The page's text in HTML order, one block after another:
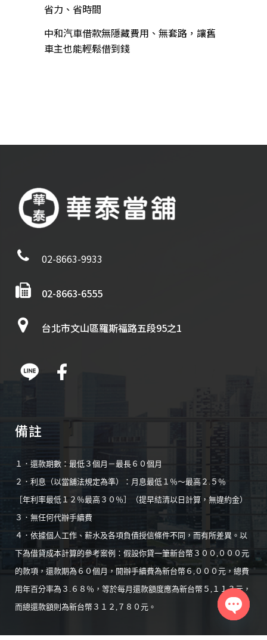
省力、省時間
中和汽車借款無隱藏費用、無套路，讓舊
車主也能輕鬆借到錢
02-8663-9933
02-8663-6555
台北市文山區羅斯福路五段95之1
備註
１．還款期數：最低３個月－最長６０個月
２．利息（以當舖法規定為準）：月息最低１％～最高２.５％
［年利率最低１２％最高３０％］（提早結清以日計算，無違約金）
３．無任何代辦手續費
４．依據個人工作、薪水及各項負債授信條件不同，而有所差異。以
下為借貸成本計算的參考案例：假設你貸一筆新台幣３００,０００元
的款項，還款期為６０個月，開辦手續費為新台幣６,０００元，總費
用年百分率為３.６８％，等於每月還款額度應為新台幣５,１１３元，
而總還款額則為新台幣３１２,７８０元。
chaty